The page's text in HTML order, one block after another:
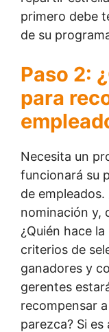
primero debe
de su
Paso 2:
para
Necesita un
funcionará su
de
nominación y,
¿Quién hace
criterios de
ganadores y
gerentes
recompensar
parezca? Si